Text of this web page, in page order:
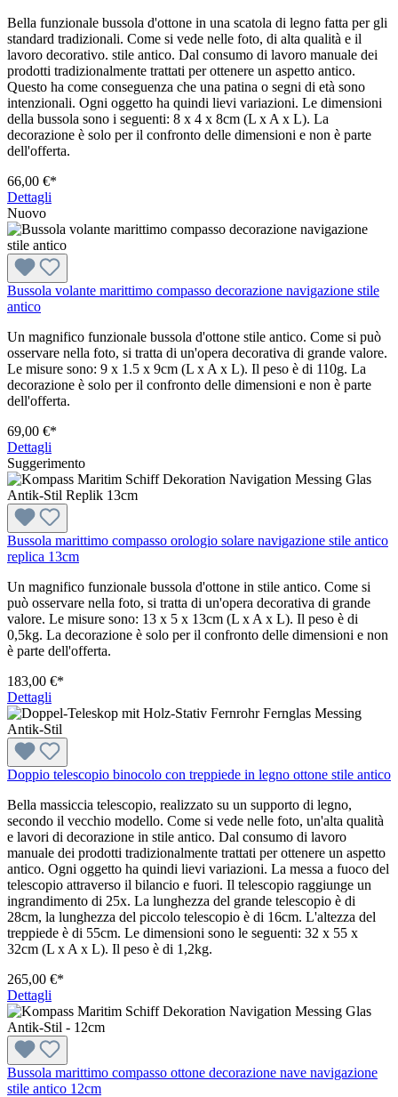
Bella funzionale bussola d'ottone in una scatola di legno fatta per gli
standard tradizionali. Come si vede nelle foto, di alta qualità e il
lavoro decorativo. stile antico. Dal consumo di lavoro manuale dei
prodotti tradizionalmente trattati per ottenere un aspetto antico.
Questo ha come conseguenza che una patina o segni di età sono
intenzionali. Ogni oggetto ha quindi lievi variazioni. Le dimensioni
della bussola sono i seguenti: 8 x 4 x 8cm (L x A x L). La
decorazione è solo per il confronto delle dimensioni e non è parte
dell'offerta.
66,00 €*
Dettagli
Nuovo
Bussola volante marittimo compasso decorazione navigazione stile
antico
Un magnifico funzionale bussola d'ottone stile antico. Come si può
osservare nella foto, si tratta di un'opera decorativa di grande valore.
Le misure sono: 9 x 1.5 x 9cm (L x A x L). Il peso è di 110g. La
decorazione è solo per il confronto delle dimensioni e non è parte
dell'offerta.
69,00 €*
Dettagli
Suggerimento
Bussola marittimo compasso orologio solare navigazione stile antico
replica 13cm
Un magnifico funzionale bussola d'ottone in stile antico. Come si
può osservare nella foto, si tratta di un'opera decorativa di grande
valore. Le misure sono: 13 x 5 x 13cm (L x A x L). Il peso è di
0,5kg. La decorazione è solo per il confronto delle dimensioni e non
è parte dell'offerta.
183,00 €*
Dettagli
Doppio telescopio binocolo con treppiede in legno ottone stile antico
Bella massiccia telescopio, realizzato su un supporto di legno,
secondo il vecchio modello. Come si vede nelle foto, un'alta qualità
e lavori di decorazione in stile antico. Dal consumo di lavoro
manuale dei prodotti tradizionalmente trattati per ottenere un aspetto
antico. Ogni oggetto ha quindi lievi variazioni. La messa a fuoco del
telescopio attraverso il bilancio e fuori. Il telescopio raggiunge un
ingrandimento di 25x. La lunghezza del grande telescopio è di
28cm, la lunghezza del piccolo telescopio è di 16cm. L'altezza del
treppiede è di 55cm. Le dimensioni sono le seguenti: 32 x 55 x
32cm (L x A x L). Il peso è di 1,2kg.
265,00 €*
Dettagli
Bussola marittimo compasso ottone decorazione nave navigazione
stile antico 12cm